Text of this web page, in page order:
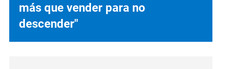
más que vender para no
descender"